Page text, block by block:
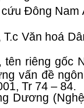
cứu Đông Nam
Văn hoá
tên riêng gốc
vấn đề
Tr 74 – 84.
Dương